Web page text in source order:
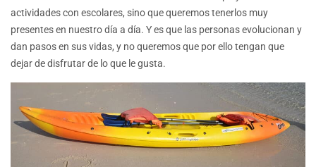
actividades con escolares, sino que queremos tenerlos muy
presentes en nuestro día a día. Y es que las personas evolucionan y
dan pasos en sus vidas, y no queremos que por ello tengan que
dejar de disfrutar de lo que le gusta.